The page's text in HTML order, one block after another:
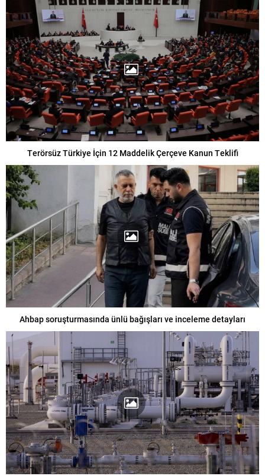
Terörsüz Türkiye İçin 12 Maddelik Çerçeve Kanun Teklifi
Ahbap soruşturmasında ünlü bağışları ve inceleme detayları